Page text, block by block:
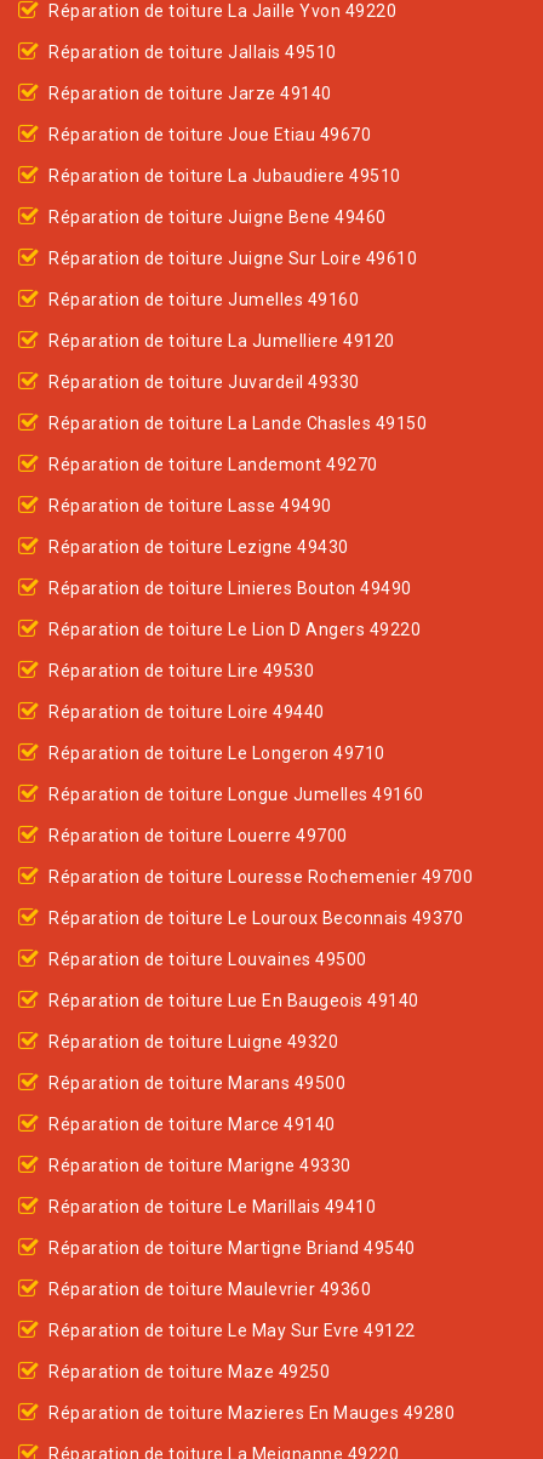
Réparation de toiture La Jaille Yvon 49220
Réparation de toiture Jallais 49510
Réparation de toiture Jarze 49140
Réparation de toiture Joue Etiau 49670
Réparation de toiture La Jubaudiere 49510
Réparation de toiture Juigne Bene 49460
Réparation de toiture Juigne Sur Loire 49610
Réparation de toiture Jumelles 49160
Réparation de toiture La Jumelliere 49120
Réparation de toiture Juvardeil 49330
Réparation de toiture La Lande Chasles 49150
Réparation de toiture Landemont 49270
Réparation de toiture Lasse 49490
Réparation de toiture Lezigne 49430
Réparation de toiture Linieres Bouton 49490
Réparation de toiture Le Lion D Angers 49220
Réparation de toiture Lire 49530
Réparation de toiture Loire 49440
Réparation de toiture Le Longeron 49710
Réparation de toiture Longue Jumelles 49160
Réparation de toiture Louerre 49700
Réparation de toiture Louresse Rochemenier 49700
Réparation de toiture Le Louroux Beconnais 49370
Réparation de toiture Louvaines 49500
Réparation de toiture Lue En Baugeois 49140
Réparation de toiture Luigne 49320
Réparation de toiture Marans 49500
Réparation de toiture Marce 49140
Réparation de toiture Marigne 49330
Réparation de toiture Le Marillais 49410
Réparation de toiture Martigne Briand 49540
Réparation de toiture Maulevrier 49360
Réparation de toiture Le May Sur Evre 49122
Réparation de toiture Maze 49250
Réparation de toiture Mazieres En Mauges 49280
Réparation de toiture La Meignanne 49220